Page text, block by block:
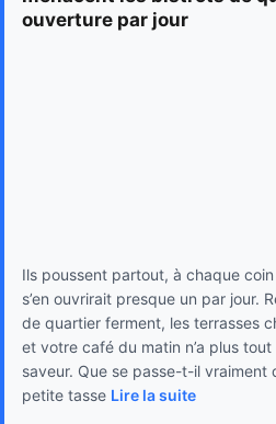
ouverture par jour
Ils poussent partout, à chaque
s’en ouvrirait presque un par jour.
de quartier ferment, les terrasses
et votre café du matin n’a plus
saveur. Que se passe-t-il vraiment
petite tasse Lire la suite